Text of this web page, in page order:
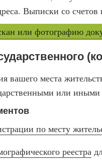
Выписки со
или фотографию
вашего места
или
по месту
реестра